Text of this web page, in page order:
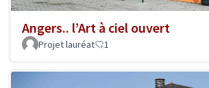
Angers.. l’Art à ciel ouvert
Projet lauréat 1